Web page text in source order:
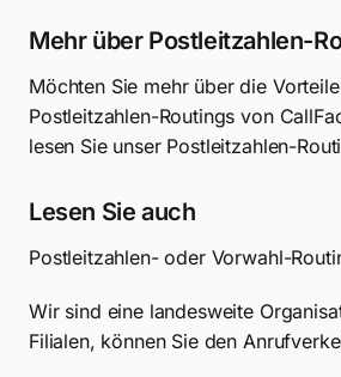
Mehr über Postleitzahlen-
Möchten Sie mehr über die
Postleitzahlen-Routings von
lesen Sie unser Postleitzahlen-
Lesen Sie auch
Postleitzahlen- oder Vorwahl-
Wir sind eine landesweite
Filialen, können Sie den